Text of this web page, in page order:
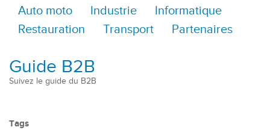
Auto moto
Industrie
Informatique
Restauration
Transport Partenaires
Guide B2B
Suivez le guide du B2B
Tags